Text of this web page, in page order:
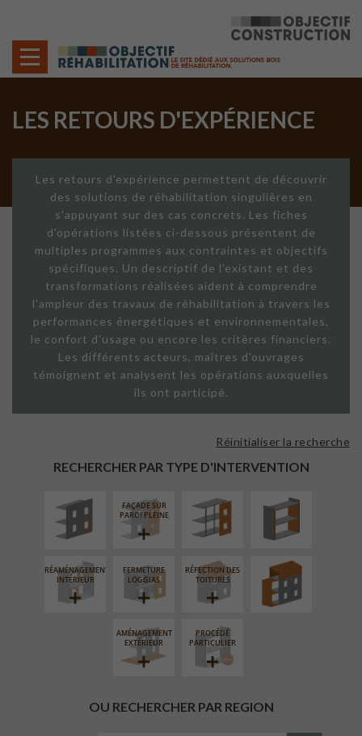
LES RETOURS D'EXPÉRIENCE
Les retours d'expérience permettent de découvrir
des solutions de réhabilitation singulières en
s'appuyant sur des cas concrets. Les fiches
d'opérations listées ci-dessous présentent de
multiples programmes aux contraintes et objectifs
spécifiques. Un descriptif de l'existant et des
transformations réalisées aident à comprendre
l'ampleur des travaux de réhabilitation à travers les
performances énergétiques et environnementales,
le confort d'usage ou encore les critères financiers.
Les différents acteurs, maîtres d'ouvrages
témoignent et analysent les opérations auxquelles
ils ont participé.
RECHERCHER PAR TYPE D'INTERVENTION
Réinitialiser la recherche
EXTÉRIEURE
FAÇADE SUR
PAROI PLEINE
FAÇADE SUR
LINÉAIRE
ISOLATION
INTÉRIEURE
RÉAMÉNAGEMENT
INTÉRIEUR
FERMETURE
LOGGIAS
RÉFECTION DES
TOITURES
SURÉLÉVATION
EXTENSION
AMÉNAGEMENT
EXTÉRIEUR
PROCÉDÉ
PARTICULIER
OU RECHERCHER PAR REGION